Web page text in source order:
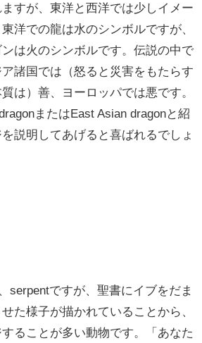
すが、東洋と西洋では少しイメー
洋での龍は水のシンボルですが、
は火のシンボルです。伝説の中で
諸国では（怒ると災害をもたらす
は）善、ヨーロッパでは悪です。
またはEast Asian dragonと紹
説明してあげると喜ばれるでしょ
serpentですが、聖書にイブをだま
た様子が描かれていることから、
ることが多い動物です。「あなた